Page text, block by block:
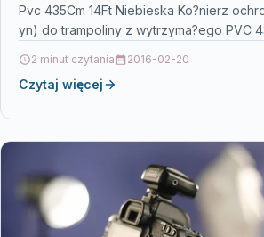
Pvc 435Cm 14Ft Niebieska Ko?nierz
yn) do trampoliny z wytrzyma?ego PVC
2 minut czytania 2016-02-20
Czytaj więcej